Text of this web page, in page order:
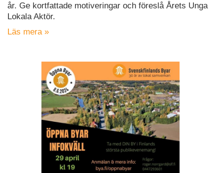
år. Ge kortfattade motiveringar och föreslå Årets Unga
Lokala Aktör.
Läs mera »